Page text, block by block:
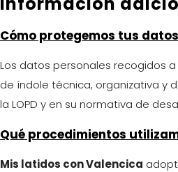
Cómo protegemos tus datos
Los datos personales recogidos
de índole técnica, organizativa y
la LOPD y en su normativa de
Qué procedimientos
Mis latidos con Valencica